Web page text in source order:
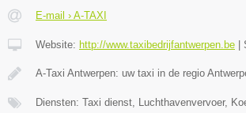
E-mail › A-TAXI
Website: http://www.taxibedrijfantwerpen.be
A-Taxi Antwerpen: uw taxi in de regio
Diensten: Taxi dienst, Luchthavenvervoer,